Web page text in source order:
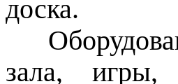
доска.
зала, игры,